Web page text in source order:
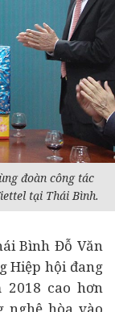
đoàn công tác
tại Thái Bình.
Bình Đỗ Văn
Hiệp hội đang
cao hơn